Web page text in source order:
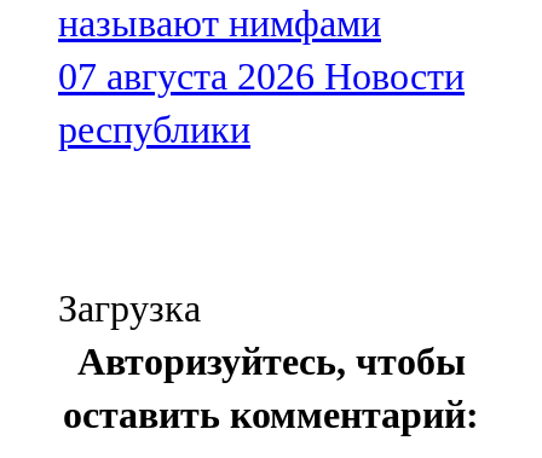
называют нимфами
07 августа 2026 Новости
республики
Загрузка
Авторизуйтесь, чтобы
оставить комментарий: